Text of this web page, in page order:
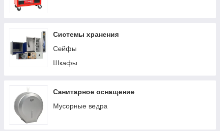
Системы хранения
Сейфы
Шкафы
Санитарное оснащение
Мусорные ведра